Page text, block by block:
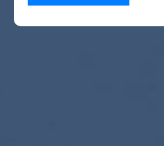
Macchina per la marcatura laser